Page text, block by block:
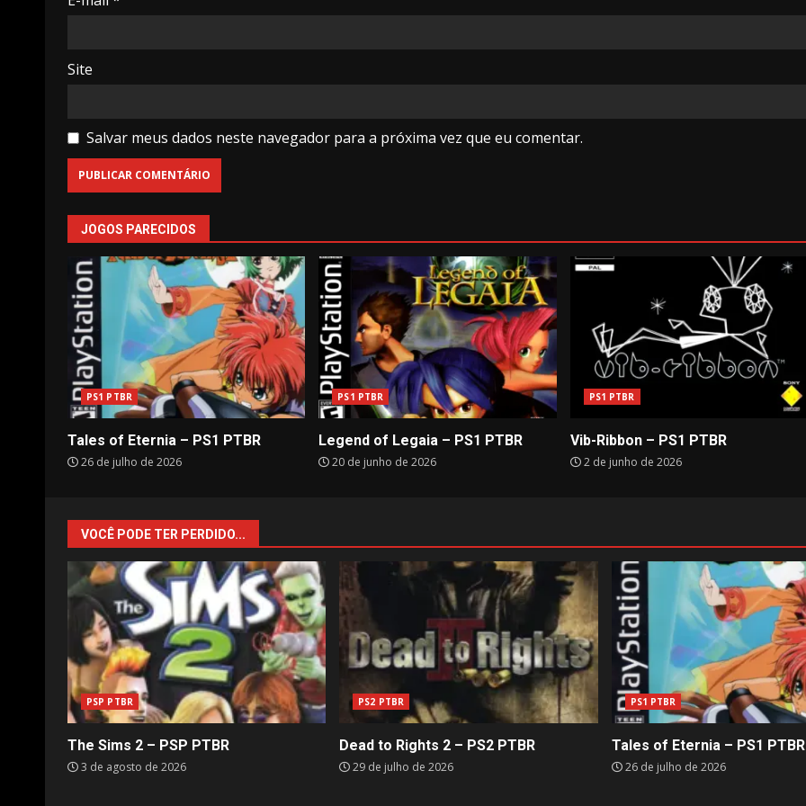
Site
Salvar meus dados neste navegador para a próxima vez que eu comentar.
JOGOS PARECIDOS
PS1 PTBR
Tales of Eternia – PS1 PTBR
26 de julho de 2026
PS1 PTBR
Legend of Legaia – PS1 PTBR
20 de junho de 2026
PS1 PTBR
Vib-Ribbon – PS1 PTBR
2 de junho de 2026
VOCÊ PODE TER PERDIDO...
PSP PTBR
The Sims 2 – PSP PTBR
3 de agosto de 2026
PS2 PTBR
Dead to Rights 2 – PS2 PTBR
29 de julho de 2026
PS1 PTBR
Tales of Eternia – PS1 PTBR
26 de julho de 2026